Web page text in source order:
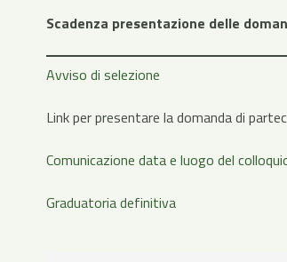
Scadenza presentazione delle
Avviso di selezione
Link per presentare la domanda di
Comunicazione data e luogo del
Graduatoria definitiva